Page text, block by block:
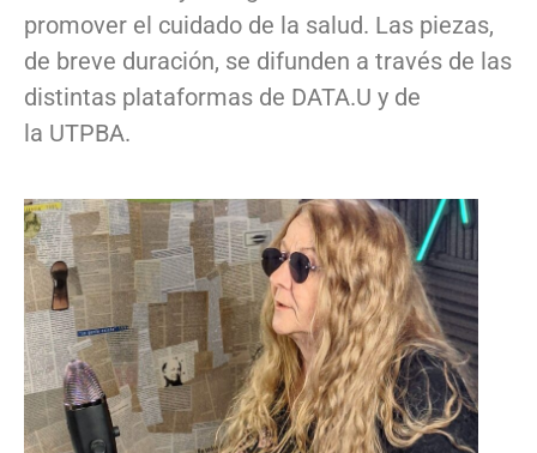
promover el cuidado de la salud. Las piezas,
de breve duración, se difunden a través de las
distintas plataformas de DATA.U y de
la UTPBA.